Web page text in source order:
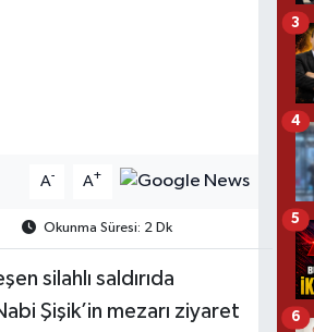
A- A+
Okunma Süresi: 2 Dk
silahlı saldırıda
Şişik’in mezarı ziyaret
3
4
5
6